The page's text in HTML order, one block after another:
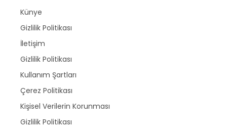
Künye
Gizlilik Politikası
İletişim
Gizlilik Politikası
Kullanım Şartları
Çerez Politikası
Kişisel Verilerin Korunması
Gizlilik Politikası